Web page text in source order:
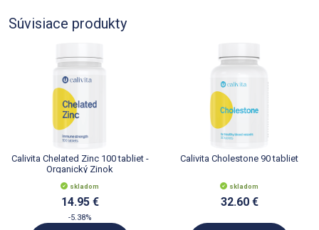
Súvisiace produkty
Calivita Chelated Zinc 100 tabliet -
Organický Zinok
skladom
14.95 €
-5.38%
Calivita Cholestone 90 tabliet
skladom
32.60 €